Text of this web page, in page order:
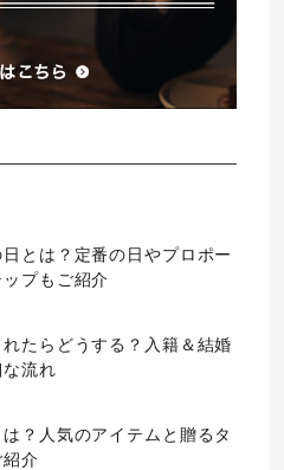
とは？定番の日やプロポー
プもご紹介
たらどうする？入籍＆結婚
流れ
？人気のアイテムと贈るタ
介